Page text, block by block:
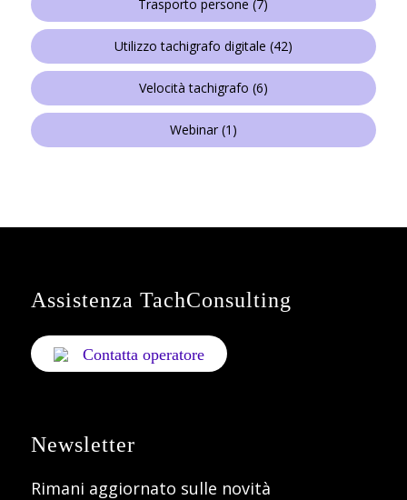
Trasporto persone (7)
Utilizzo tachigrafo digitale (42)
Velocità tachigrafo (6)
Webinar(1)
Assistenza TachConsulting
Contatta operatore
Newsletter
Rimani aggiornato sulle novità